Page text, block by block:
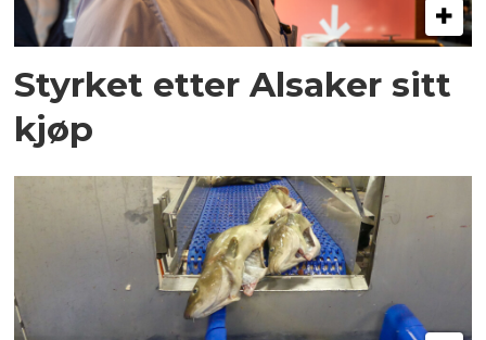
Styrket etter Alsaker sitt
kjøp